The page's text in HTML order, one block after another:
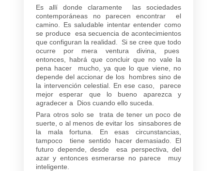
Es allí donde claramente las sociedades
contemporáneas no parecen encontrar el
camino. Es saludable intentar entender como
se produce esa secuencia de acontecimientos
que configuran la realidad. Si se cree que todo
ocurre por mera ventura divina, pues
entonces, habrá que concluir que no vale la
pena hacer mucho, ya que lo que viene, no
depende del accionar de los hombres sino de
la intervención celestial. En ese caso, parece
mejor esperar que lo bueno aparezca y
agradecer a Dios cuando ello suceda.
Para otros solo se trata de tener un poco de
suerte, o al menos de evitar los sinsabores de
la mala fortuna. En esas circunstancias,
tampoco tiene sentido hacer demasiado. El
futuro depende, desde esa perspectiva, del
azar y entonces esmerarse no parece muy
inteligente.